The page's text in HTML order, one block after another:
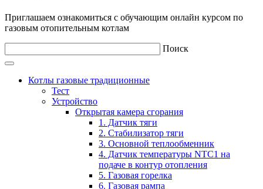
Приглашаем ознакомиться с обучающим онлайн курсом по
газовым отопительным котлам
Поиск
Котлы газовые традиционные
Тест
Устройство
Открытая камера сгорания
1. Датчик тяги
2. Стабилизатор тяги
3. Основной теплообменник
4. Датчик температуры NTC1 на
подаче в контур отопления
5. Газовая горелка
6. Газовая рампа